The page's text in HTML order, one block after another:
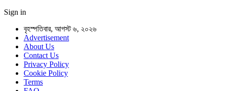
Sign in
বৃহস্পতিবার, আগস্ট ৬, ২০২৬
Advertisement
About Us
Contact Us
Privacy Policy
Cookie Policy
Terms